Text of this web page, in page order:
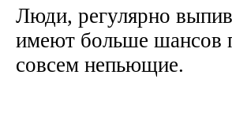
Люди, регулярно
имеют больше шансов
совсем непьющие.